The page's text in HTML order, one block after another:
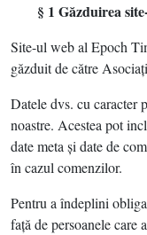
§ 1 Găzduirea
Site-ul web al Epoch
găzduit de către
Datele dvs. cu caracter
noastre. Acestea pot
date meta şi date de
în cazul comenzilor.
Pentru a îndeplini
faţă de persoanele care